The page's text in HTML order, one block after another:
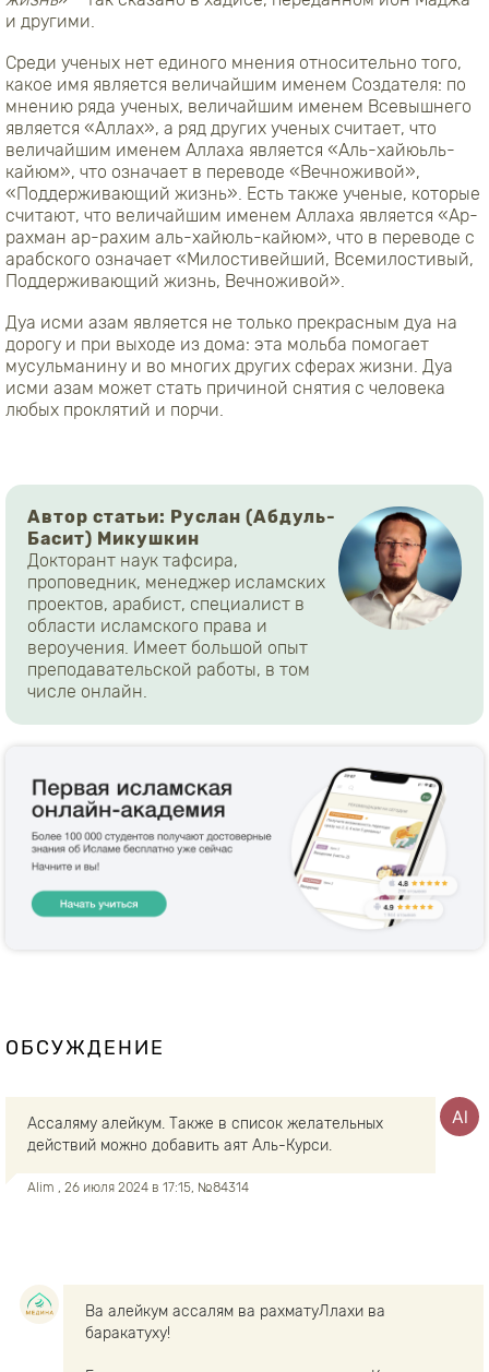
и другими.
Среди ученых нет единого мнения относительно того,
какое имя является величайшим именем Создателя: по
мнению ряда ученых, величайшим именем Всевышнего
является «Аллах», а ряд других ученых считает, что
величайшим именем Аллаха является «Аль-хайюьль-
кайюм», что означает в переводе «Вечноживой»,
«Поддерживающий жизнь». Есть также ученые, которые
считают, что величайшим именем Аллаха является «Ар-
рахман ар-рахим аль-хайюль-кайюм», что в переводе с
арабского означает «Милостивейший, Всемилостивый,
Поддерживающий жизнь, Вечноживой».
Дуа исми азам является не только прекрасным дуа на
дорогу и при выходе из дома: эта мольба помогает
мусульманину и во многих других сферах жизни. Дуа
исми азам может стать причиной снятия с человека
любых проклятий и порчи.
Автор статьи: Руслан (Абдуль-
Басит) Микушкин
Докторант наук тафсира,
проповедник, менеджер исламских
проектов, арабист, специалист в
области исламского права и
вероучения. Имеет большой опыт
преподавательской работы, в том
числе онлайн.
ОБСУЖДЕНИЕ
Ассаляму алейкум. Также в список желательных
действий можно добавить аят Аль-Курси.
Alim , 26 июля 2024 в 17:15, №84314
Ва алейкум ассалям ва рахматуЛлахи ва
баракатуху!